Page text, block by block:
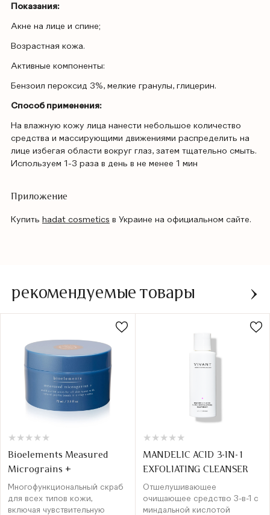
Показания:
Акне на лице и спине;
Возрастная кожа.
Активные компоненты:
Бензоил пероксид 3%, мелкие гранулы, глицерин.
Способ применения:
На влажную кожу лица нанести небольшое количество
средства и массирующими движениями распределить на
лице избегая области вокруг глаз, затем тщательно смыть.
Используем 1-3 раза в день в не менее 1 мин
Приложение
Купить hadat cosmetics в Украине на официальном сайте.
рекомендуемые товары
★
★ ★
★ ★
★ ★
★ ★
★
Bioelements Measured
Micrograins +
Многофункциональный скраб
для всех типов кожи,
включая чувствительную
★
★ ★
★ ★
★ ★
★ ★
★
MANDELIC ACID 3-IN-1
EXFOLIATING CLEANSER
Отшелушивающее
очищающее средство 3-в-1 с
миндальной кислотой